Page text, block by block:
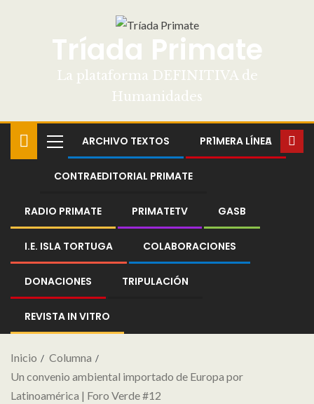
Tríada Primate
La plataforma DEFINITIVA de
Humanidades
ARCHIVO TEXTOS PR1MERA LÍNEA
CONTRAEDITORIAL PRIMATE
RADIO PRIMATE PRIMATETV GASB
I.E. ISLA TORTUGA COLABORACIONES
DONACIONES TRIPULACIÓN
REVISTA IN VITRO
Inicio
Columna
Un convenio ambiental importado de Europa por
Latinoamérica | Foro Verde #12